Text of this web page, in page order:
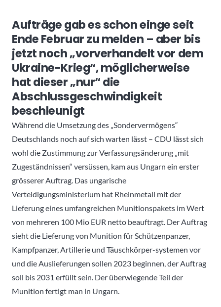
Aufträge gab es schon einge seit
Ende Februar zu melden – aber bis
jetzt noch „vorverhandelt vor dem
Ukraine-Krieg“, möglicherweise
hat dieser „nur“ die
Abschlussgeschwindigkeit
beschleunigt
Während die Umsetzung des „Sondervermögens“
Deutschlands noch auf sich warten lässt – CDU lässt sich
wohl die Zustimmung zur Verfassungsänderung „mit
Zugeständnissen“ versüssen, kam aus Ungarn ein erster
grösserer Auftrag. Das ungarische
Verteidigungsministerium hat Rheinmetall mit der
Lieferung eines umfangreichen Munitionspakets im Wert
von mehreren 100 Mio EUR netto beauftragt. Der Auftrag
sieht die Lieferung von Munition für Schützenpanzer,
Kampfpanzer, Artillerie und Täuschkörper-systemen vor
und die Auslieferungen sollen 2023 beginnen, der Auftrag
soll bis 2031 erfüllt sein. Der überwiegende Teil der
Munition fertigt man in Ungarn.